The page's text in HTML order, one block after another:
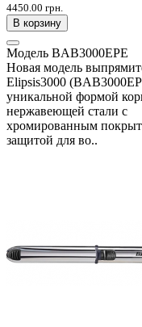
4450.00 грн.
В корзину
Модель BAB3000EPE
Новая модель
Elipsis3000
уникальной формой
нержавеющей стали с
хромированным
защитой для во..